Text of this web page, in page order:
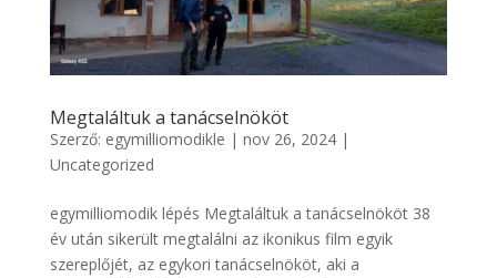
Megtaláltuk a tanácselnököt
Szerző: egymilliomodikle | nov 26, 2024|
Uncategorized
egymilliomodik lépés Megtaláltuk a tanácselnököt 38
év után sikerült megtalálni az ikonikus film egyik
szereplőjét, az egykori tanácselnököt, aki a